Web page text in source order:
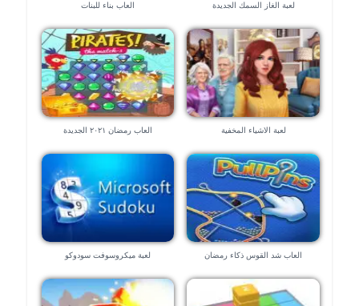
لعبة الغاز السمك الجديدة العاب بناء للبنات
لعبة الاشياء المخفية العاب رمضان ٢٠٢١ الجديدة
العاب شد القوس ذكاء رمضان لعبة ميكروسوفت سودوكو